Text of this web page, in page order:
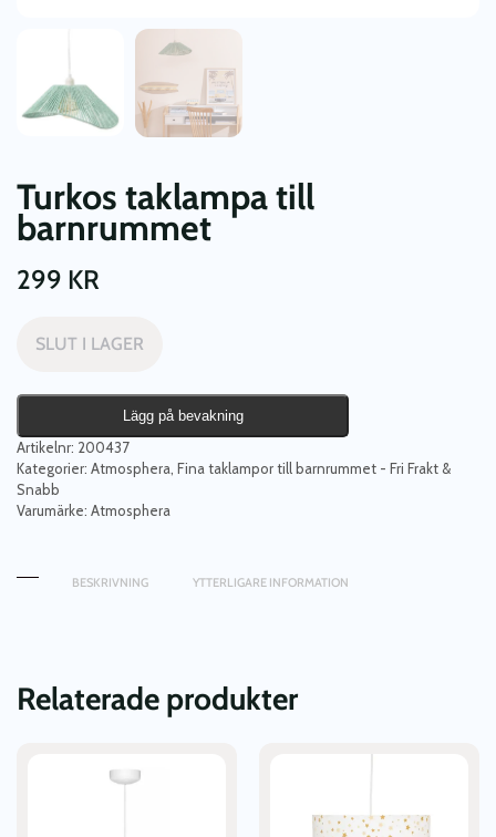
Turkos taklampa till
barnrummet
299 KR
SLUT I LAGER
Lägg på bevakning
Artikelnr: 200437
Kategorier: Atmosphera Fina taklampor till barnrummet - Fri Frakt &
Snabb
Varumärke: Atmosphera
BESKRIVNING YTTERLIGARE INFORMATION
Relaterade produkter